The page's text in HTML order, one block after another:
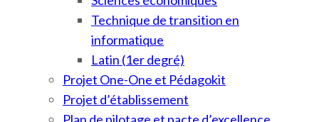
Technique de transition en
informatique
Latin (1er degré)
Projet One-One et Pédagokit
Projet d’établissement